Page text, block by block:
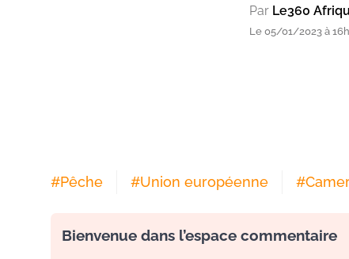
Par Le360
Le 05/01/2023 à
#Pêche #Union européenne #
Bienvenue dans l’espace commentaire